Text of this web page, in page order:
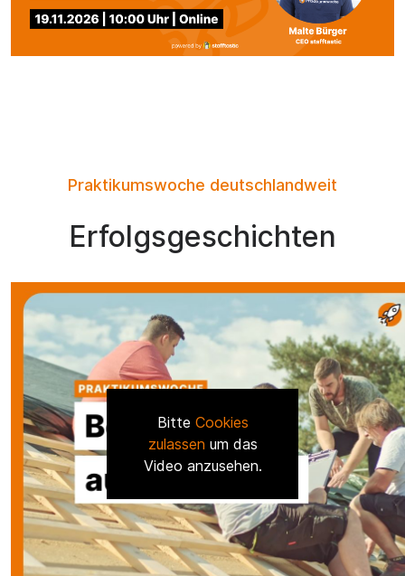
Praktikumswoche deutschlandweit
Erfolgsgeschichten
Bitte Cookies
zulassen um das
Video anzusehen.